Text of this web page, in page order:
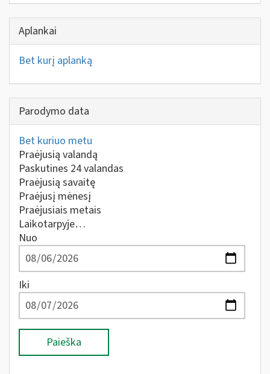
Aplankai
Bet kurį aplanką
Parodymo data
Bet kuriuo metu
Praėjusią valandą
Paskutines 24 valandas
Praėjusią savaitę
Praėjusį mėnesį
Praėjusiais metais
Laikotarpyje…
Nuo
Iki
Paieška